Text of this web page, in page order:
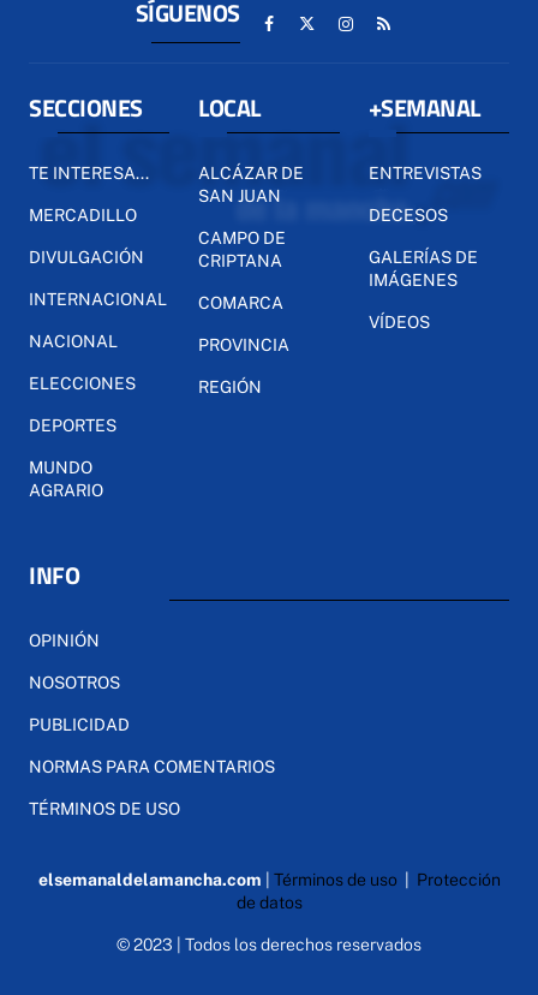
SÍGUENOS
SECCIONES
TE INTERESA...
MERCADILLO
DIVULGACIÓN
INTERNACIONAL
NACIONAL
ELECCIONES
DEPORTES
MUNDO
AGRARIO
LOCAL
ALCÁZAR DE
SAN JUAN
CAMPO DE
CRIPTANA
COMARCA
PROVINCIA
REGIÓN
+SEMANAL
ENTREVISTAS
DECESOS
GALERÍAS DE
IMÁGENES
VÍDEOS
INFO
OPINIÓN
NOSOTROS
PUBLICIDAD
NORMAS PARA COMENTARIOS
TÉRMINOS DE USO
elsemanaldelamancha.com Términos de uso| Protección
de datos
© 2023 | Todos los derechos reservados